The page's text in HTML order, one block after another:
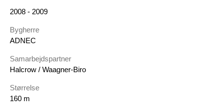
År
2008 - 2009
Bygherre
ADNEC
Samarbejdspartner
Halcrow / Waagner-Biro
Størrelse
160 m